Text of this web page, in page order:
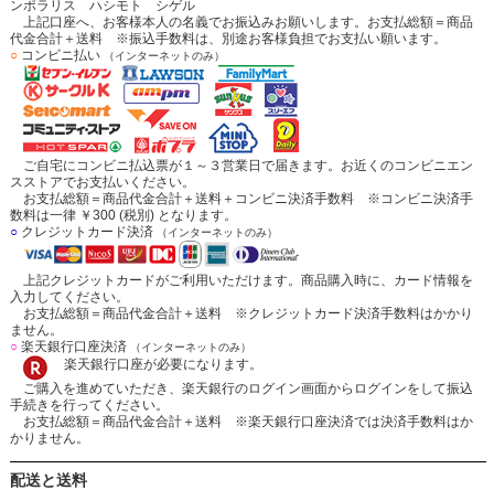
ンポラリス ハシモト シゲル
上記口座へ、お客様本人の名義でお振込みお願いします。お支払総額＝商品
代金合計＋送料 ※振込手数料は、別途お客様負担でお支払い願います。
○コンビニ払い （インターネットのみ）
ご自宅にコンビニ払込票が１～３営業日で届きます。お近くのコンビニエン
スストアでお支払いください。
お支払総額＝商品代金合計＋送料＋コンビニ決済手数料 ※コンビニ決済手
数料は一律 ￥300 (税別) となります。
○クレジットカード決済 （インターネットのみ）
上記クレジットカードがご利用いただけます。商品購入時に、カード情報を
入力してください。
お支払総額＝商品代金合計＋送料 ※クレジットカード決済手数料はかかり
ません。
○楽天銀行口座決済 （インターネットのみ）
楽天銀行口座が必要になります。
ご購入を進めていただき、楽天銀行のログイン画面からログインをして振込
手続きを行ってください。
お支払総額＝商品代金合計＋送料 ※楽天銀行口座決済では決済手数料はか
かりません。
配送と送料